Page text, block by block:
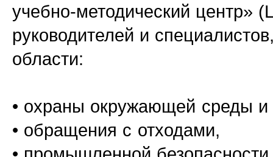
учебно-методический центр»
руководителей и
области:
• охраны окружающей среды и
• обращения с отходами,